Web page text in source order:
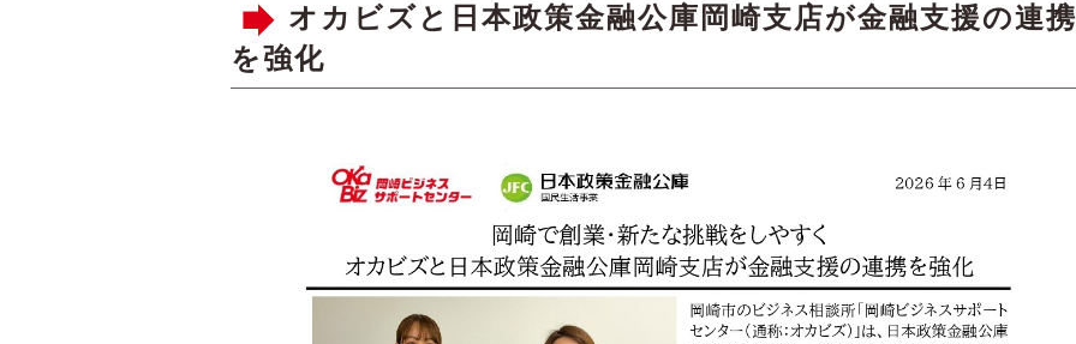
オカビズと日本政策金融公庫岡崎支店が金融支援の連携
を強化